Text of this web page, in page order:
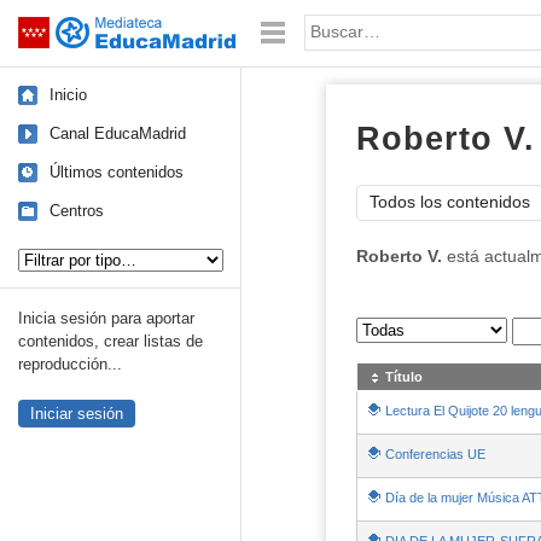
Saltar navegación Palabra o frase:
Inicio
Canal EducaMadrid
Últimos contenidos
Centros
Inicia sesión para aportar
contenidos, crear listas de
reproducción...
Iniciar sesión
Roberto V.
Todos los contenidos
Roberto V. está
Sus archivos
Título
Lectura El Quijote 20
Conferencias UE-
Día de la mujer Música